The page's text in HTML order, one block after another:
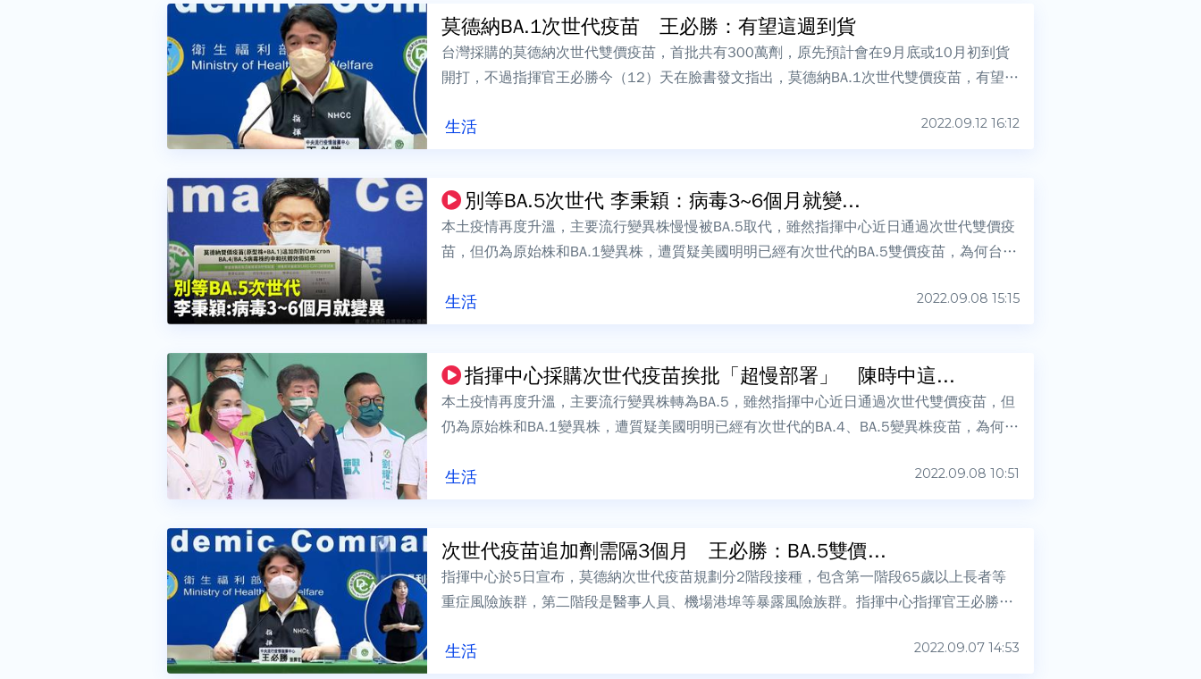
生活
莫德納BA.1次世代疫苗 王必勝：有望這週到貨
2022.09.12 16:12
台灣採購的莫德納次世代雙價疫苗，首批共有300萬劑，原先預計會在9月底或10月初到貨
開打，不過指揮官王必勝今（12）天在臉書發文指出，莫德納BA.1次世代雙價疫苗，有望在
生活
別等BA.5次世代 李秉穎：病毒3~6個月就變...
2022.09.08 15:15
本土疫情再度升溫，主要流行變異株慢慢被BA.5取代，雖然指揮中心近日通過次世代雙價疫
苗，但仍為原始株和BA.1變異株，遭質疑美國明明已經有次世代的BA.5雙價疫苗，為何台灣
生活
指揮中心採購次世代疫苗挨批「超慢部署」 陳時中這...
2022.09.08 10:51
本土疫情再度升溫，主要流行變異株轉為BA.5，雖然指揮中心近日通過次世代雙價疫苗，但
仍為原始株和BA.1變異株，遭質疑美國明明已經有次世代的BA.4、BA.5變異株疫苗，為何台
生活
次世代疫苗追加劑需隔3個月 王必勝：BA.5雙價...
2022.09.07 14:53
指揮中心於5日宣布，莫德納次世代疫苗規劃分2階段接種，包含第一階段65歲以上長者等
重症風險族群，第二階段是醫事人員、機場港埠等暴露風險族群。指揮中心指揮官王必勝今